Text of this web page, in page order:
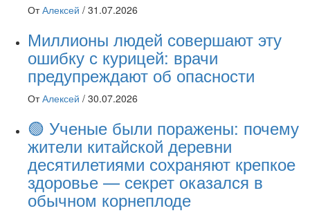
От Алексей / 31.07.2026
Миллионы людей совершают эту
ошибку с курицей: врачи
предупреждают об опасности
От Алексей / 30.07.2026
🟢 Ученые были поражены: почему
жители китайской деревни
десятилетиями сохраняют крепкое
здоровье — секрет оказался в
обычном корнеплоде